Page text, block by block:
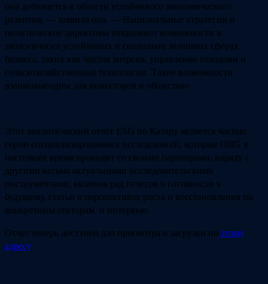
она добивается в области устойчивого экономического
развития, — заявила она. — Национальные стратегии и
политические директивы открывают возможности в
экологически устойчивых и социально значимых сферах
бизнеса, таких как чистая энергия, управление отходами и
сельскохозяйственные технологии. Такие возможности
взаимовыгодны для инвесторов и общества».
Этот аналитический отчет ESG по Катару является частью
серии специализированных исследований, которые OBG в
настоящее время проводит со своими партнерами, наряду с
другими весьма актуальными исследовательскими
инструментами, включая ряд отчетов о готовности к
будущему, статьи о перспективах роста и восстановления по
конкретным секторам. и интервью.
Отчет теперь доступен для просмотра и загрузки по этому
адресу.